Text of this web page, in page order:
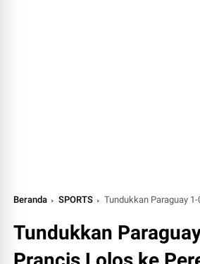
Beranda SPORTS Tundukkan Paraguay 1-0,
Tundukkan